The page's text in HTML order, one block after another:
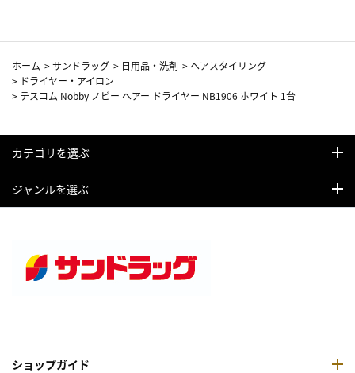
ホーム >サンドラッグ > 日用品・洗剤 > ヘアスタイリング
> ドライヤー・アイロン
> テスコム Nobby ノビー ヘアー ドライヤー NB1906 ホワイト 1台
カテゴリを選ぶ
ジャンルを選ぶ
ショップガイド